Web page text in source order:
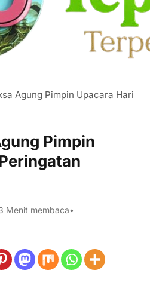
Agung Pimpin Upacara Hari
Pimpin
Menit membaca•